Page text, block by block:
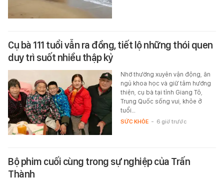
Cụ bà 111 tuổi vẫn ra đồng, tiết lộ những thói quen
duy trì suốt nhiều thập kỷ
Nhờ thường xuyên vận động, ăn
ngủ khoa học và giữ tâm hướng
thiện, cụ bà tại tỉnh Giang Tô,
Trung Quốc sống vui, khỏe ở
tuổi…
SỨC KHỎE - 6 giờ trước
Bộ phim cuối cùng trong sự nghiệp của Trấn
Thành